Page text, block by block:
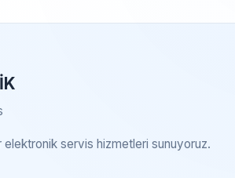
elektronik servis hizmetleri sunuyoruz.